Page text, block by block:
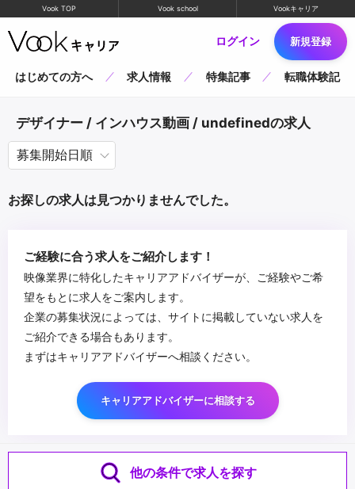
Vook TOP Vook school Vookキャリア
ログイン 新規登録
はじめての方へ 求人情報 特集記事 転職体験記
デザイナー / インハウス動画 / undefinedの求人
お探しの求人は見つかりませんでした。
ご経験に合う求人をご紹介します！
映像業界に特化したキャリアアドバイザーが、ご経験やご希
望をもとに求人をご案内します。
企業の募集状況によっては、サイトに掲載していない求人を
ご紹介できる場合もあります。
まずはキャリアアドバイザーへ相談ください。
キャリアアドバイザーに相談する
他の条件で求人を探す